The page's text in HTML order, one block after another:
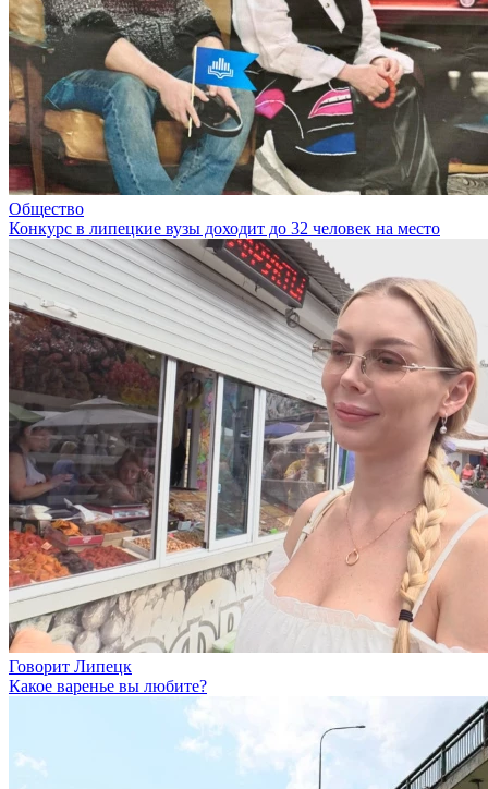
Общество
Конкурс в липецкие вузы доходит до 32 человек на место
Говорит Липецк
Какое варенье вы любите?